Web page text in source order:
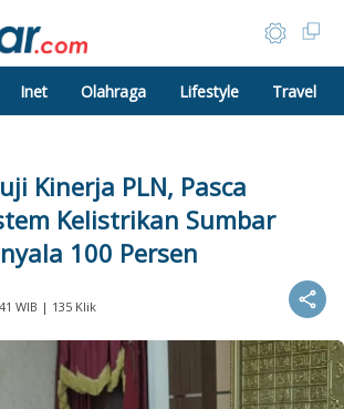
Inet Olahraga Lifestyle Travel
Kinerja PLN, Pasca
Kelistrikan Sumbar
100 Persen
WIB | 135 Klik